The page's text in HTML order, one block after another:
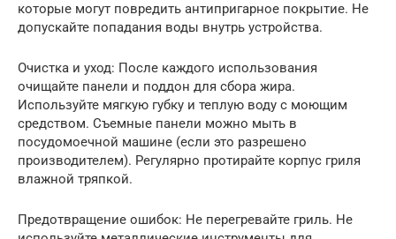
которые могут повредить антипригарное покрытие. Не
допускайте попадания воды внутрь устройства.
Очистка и уход: После каждого использования
очищайте панели и поддон для сбора жира.
Используйте мягкую губку и теплую воду с моющим
средством. Съемные панели можно мыть в
посудомоечной машине (если это разрешено
производителем). Регулярно протирайте корпус гриля
влажной тряпкой.
Предотвращение ошибок: Не перегревайте гриль. Не